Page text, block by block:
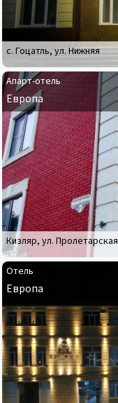
с. Гоцатль, ул. Нижняя
Апарт-отель
Европа
Апарт-
отель
Европа
Кизляр, ул. Пролетарская
Отель
Европа
Отель
Европа